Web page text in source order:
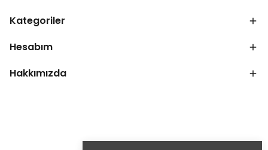
Kategoriler
Hesabım
Hakkımızda